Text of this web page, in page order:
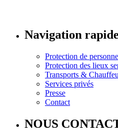
Navigation rapide
Protection de
Protection des lieux
Transports &
Services privés
Presse
Contact
NOUS